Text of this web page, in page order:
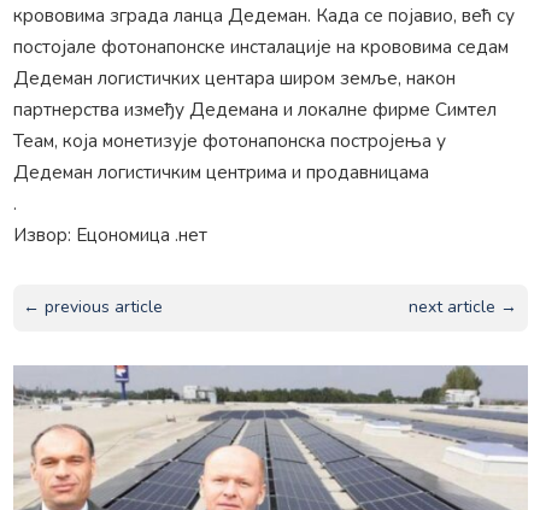
крововима зграда ланца Дедеман. Када се појавио, већ су
постојале фотонапонске инсталације на крововима седам
Дедеман логистичких центара широм земље, након
партнерства између Дедемана и локалне фирме Симтел
Теам, која монетизује фотонапонска постројења у
Дедеман логистичким центрима и продавницама
.
Извор: Ецономица .нет
← previous article next article →